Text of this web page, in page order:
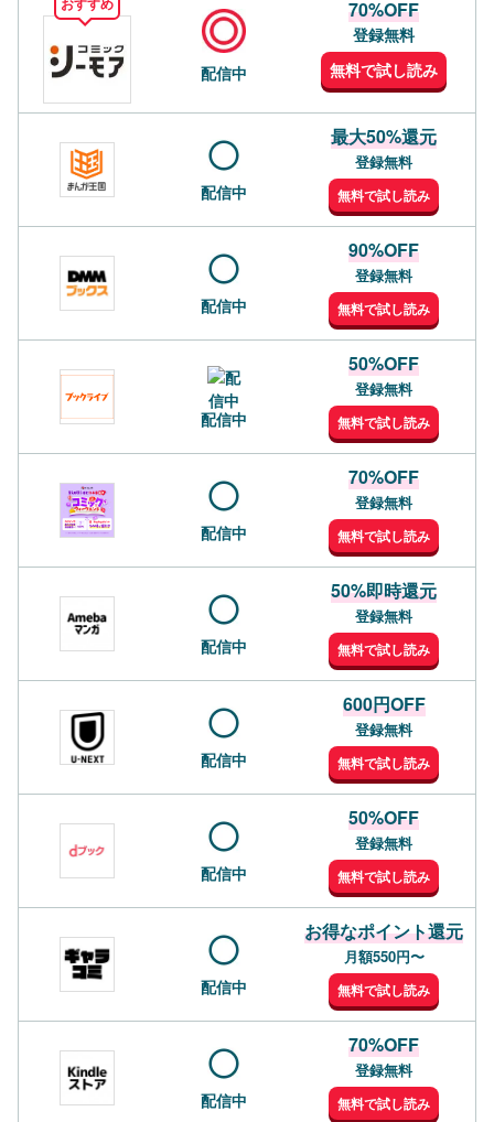
配信中
70%OFF
登録無料
無料で試し読み
配信中
最大50%還元
登録無料
無料で試し読み
配信中
90%OFF
登録無料
無料で試し読み
配信中
50%OFF
登録無料
無料で試し読み
配信中
70%OFF
登録無料
無料で試し読み
配信中
50%即時還元
登録無料
無料で試し読み
配信中
600円OFF
登録無料
無料で試し読み
配信中
50%OFF
登録無料
無料で試し読み
配信中
お得なポイント還元
月額550円〜
無料で試し読み
配信中
70%OFF
登録無料
無料で試し読み